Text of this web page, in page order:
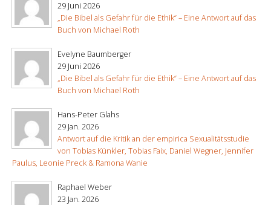
29 Juni 2026
„Die Bibel als Gefahr für die Ethik“ – Eine Antwort auf das
Buch von Michael Roth
Evelyne Baumberger
29 Juni 2026
„Die Bibel als Gefahr für die Ethik“ – Eine Antwort auf das
Buch von Michael Roth
Hans-Peter Glahs
29 Jan. 2026
Antwort auf die Kritik an der empirica Sexualitätsstudie
von Tobias Künkler, Tobias Faix, Daniel Wegner, Jennifer
Paulus, Leonie Preck & Ramona Wanie
Raphael Weber
23 Jan. 2026